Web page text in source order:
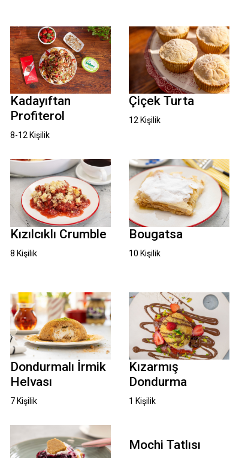
Kadayıftan
Profiterol
8-12 Kişilik
Çiçek Turta
12 Kişilik
Kızılcıklı Crumble
8 Kişilik
Bougatsa
10 Kişilik
Dondurmalı İrmik
Helvası
7 Kişilik
Kızarmış
Dondurma
1 Kişilik
Mochi Tatlısı